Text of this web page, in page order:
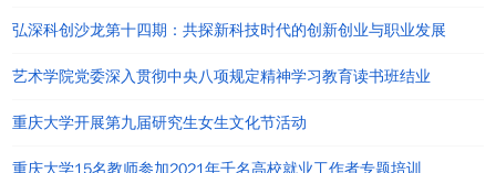
弘深科创沙龙第十四期：共探新科技时代的创新创业与职业发展
艺术学院党委深入贯彻中央八项规定精神学习教育读书班结业
重庆大学开展第九届研究生女生文化节活动